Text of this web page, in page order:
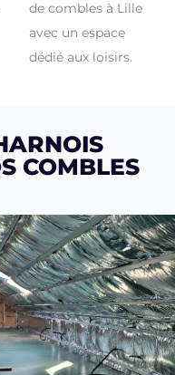
de combles à Lille
avec un espace
dédié aux loisirs.
COMBLES